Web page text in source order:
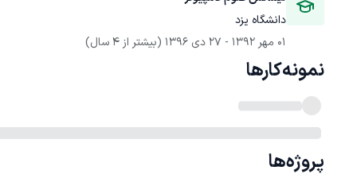
دانشگاه یزد
01 مهر 1392
- 27 دی 1396 (بیشتر از 4 سال)
نمونه‌کارها
پروژه‌ها